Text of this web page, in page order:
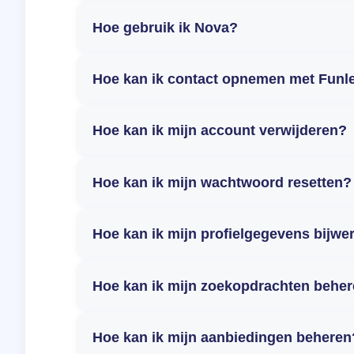
Hoe gebruik ik Nova?
Hoe kan ik contact opnemen met
Hoe kan ik mijn account verwijderen?
Hoe kan ik mijn wachtwoord resetten?
Hoe kan ik mijn profielgegevens
Hoe kan ik mijn zoekopdrachten
Hoe kan ik mijn aanbiedingen